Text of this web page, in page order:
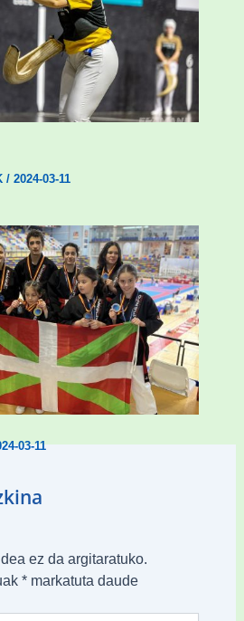
jokatuko den
zesta finaleko sarrerak
/ 2024-03-11
Espainiako txapelketan
03-11
ez da argitaratuko.
*markatuta daude